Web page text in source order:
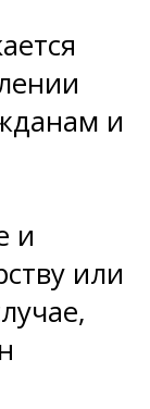
и
и
или